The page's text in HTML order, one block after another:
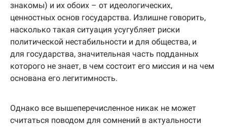
знакомы) и их обоих – от идеологических,
ценностных основ государства. Излишне говорить,
насколько такая ситуация усугубляет риски
политической нестабильности и для общества, и
для государства, значительная часть подданных
которого не знает, в чем состоит его миссия и на чем
основана его легитимность.
Однако все вышеперечисленное никак не может
считаться поводом для сомнений в актуальности